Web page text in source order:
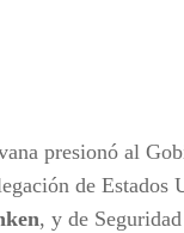
presionó al
de Estados
, y de